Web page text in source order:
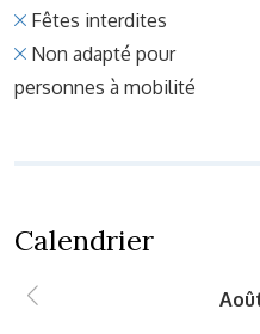
Fêtes interdites
personnes à mobilité
Calendrier